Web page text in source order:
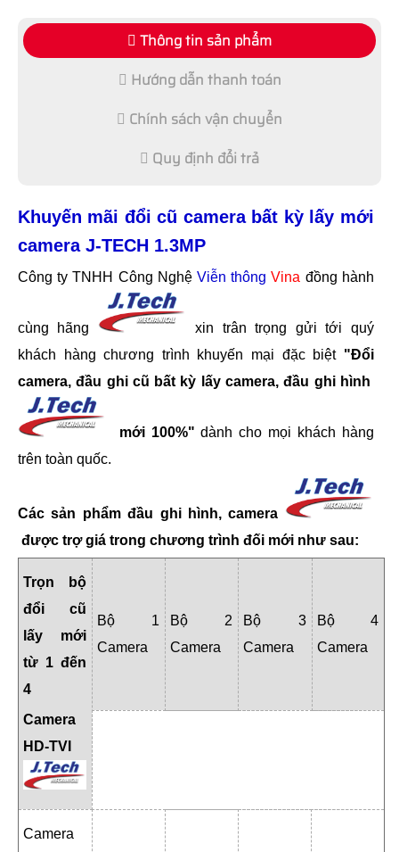
Thông tin sản phẩm
Hướng dẫn thanh toán
Chính sách vận chuyển
Quy định đổi trả
Khuyến mãi đổi cũ camera bất kỳ lấy mới
camera J-TECH 1.3MP
Công ty TNHH Công NghệViễn thông Vina đồng hành
cùng hãng
xin trân trọng gửi tới quý
khách hàng chương trình khuyến mại đặc biệt "Đổi
camera, đầu ghi cũ bất kỳ lấy camera, đầu ghi hình
mới 100%" dành cho mọi khách hàng
trên toàn quốc.
Các sản phẩm đầu ghi hình, camera
được trợ giá trong chương trình đối mới như sau:
Trọn bộ
đổi cũ
lấy mới
từ 1 đến
4
Camera
HD-TVI
Bộ 1
Camera
Bộ 2
Camera
Bộ 3
Camera
Bộ 4
Camera
Camera